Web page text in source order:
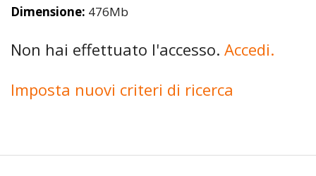
Dimensione: 476Mb
Non hai effettuato l'accesso. Accedi.
Imposta nuovi criteri di ricerca